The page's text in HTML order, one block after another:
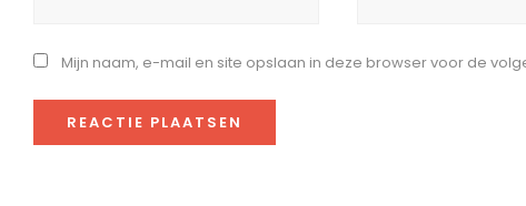
Mijn naam, e-mail en site opslaan in deze browser voor de